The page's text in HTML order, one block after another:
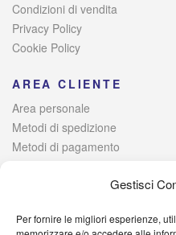
Gestisci
Per fornire le migliori esperienze,
Condizioni di vendita
Privacy Policy
Cookie Policy
AREA CLIENTE
Area personale
Metodi di spedizione
Metodi di pagamento
© 2021 Italia Magazzini di